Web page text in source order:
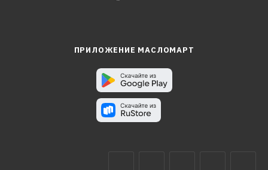
ПРИЛОЖЕНИЕ МАСЛОМАРТ